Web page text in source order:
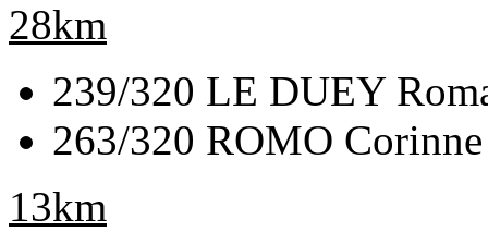
28km
239/320 LE DUEY
263/320 ROMO
13km